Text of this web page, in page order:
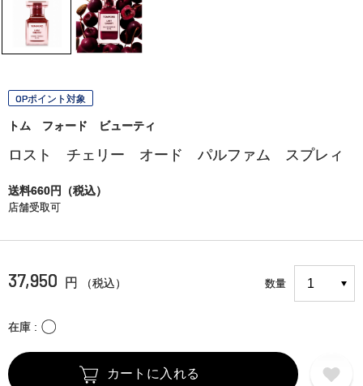
OPポイント対象
トム フォード ビューティ
ロスト チェリー オード パルファム スプレィ
送料660円（税込）
店舗受取可
37,950 円 （税込） 数量
在庫 〇
カートに入れる